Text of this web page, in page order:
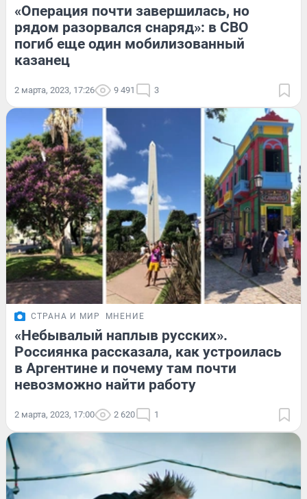
«Операция почти завершилась, но
рядом разорвался снаряд»: в СВО
погиб еще один мобилизованный
казанец
2 марта, 2023, 17:26 9 491 3
СТРАНА И МИР МНЕНИЕ
«Небывалый наплыв русских».
Россиянка рассказала, как устроилась
в Аргентине и почему там почти
невозможно найти работу
2 марта, 2023, 17:00 2 620 1